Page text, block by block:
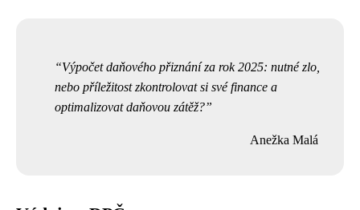
Výpočet daňového přiznání za rok 2025: nutné zlo,
nebo příležitost zkontrolovat si své finance a
optimalizovat daňovou zátěž?
Anežka Malá